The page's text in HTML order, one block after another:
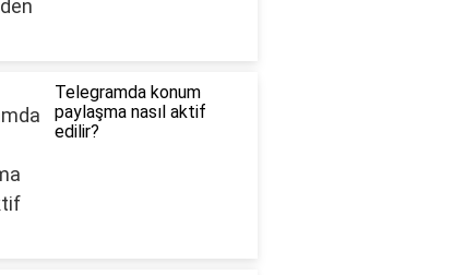
Telegramda konum
paylaşma nasıl aktif
edilir?